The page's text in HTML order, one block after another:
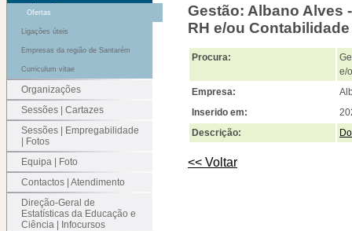
Ofertas
Ligações úteis
Empresas da região de Santarém
Curriculum vitae
Organizações
Sessões | Cartazes
Sessões | Empregabilidade
| Fotos
Equipa | Foto
Contactos | Atendimento
Direção-Geral de
Estatísticas da Educação e
Ciência | Infocursos
Gestão: Albano Alves
RH e/ou Contabilidade
Procura:
e/
Empresa:
Inserido em:
Descrição:
<< Voltar